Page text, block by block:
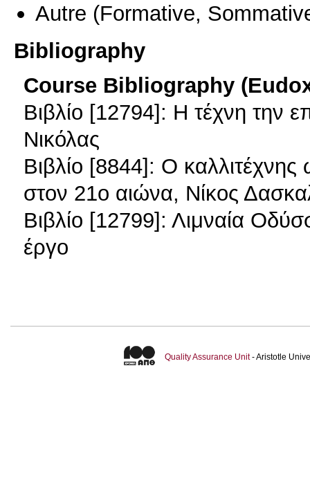
Autre (Formative,
Bibliography
Course Bibliography
Βιβλίο [12794]: Η τέχνη την
Νικόλας
Βιβλίο [8844]: Ο
στον 21ο αιώνα, Νίκος
Βιβλίο [12799]: Λιμναία
έργο
Quality Assurance Unit- Aristotle